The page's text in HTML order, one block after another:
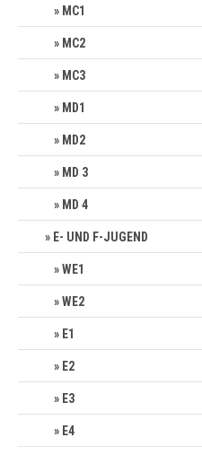
MC1
MC2
MC3
MD1
MD2
MD 3
MD 4
E- UND F-JUGEND
WE1
WE2
E1
E2
E3
E4